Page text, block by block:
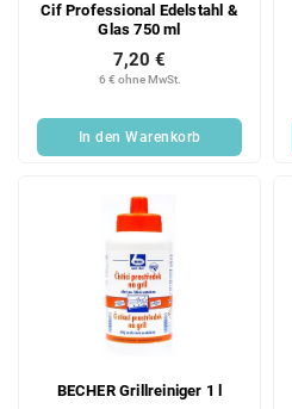
Cif Professional Edelstahl &
Glas 750 ml
6 € ohne MwSt.
7,20 €
In den Warenkorb
BECHER Grillreiniger 1 l